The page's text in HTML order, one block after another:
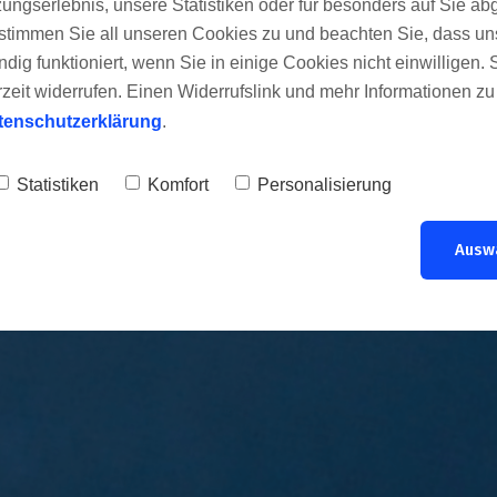
unsere Statistiken oder für besonders auf Sie
Sie all unseren Cookies zu und beachten Sie, dass
funktioniert, wenn Sie in einige Cookies nicht einwilligen.
widerrufen. Einen Widerrufslink und mehr Informationen
.
Statistiken Komfort Personalisierung